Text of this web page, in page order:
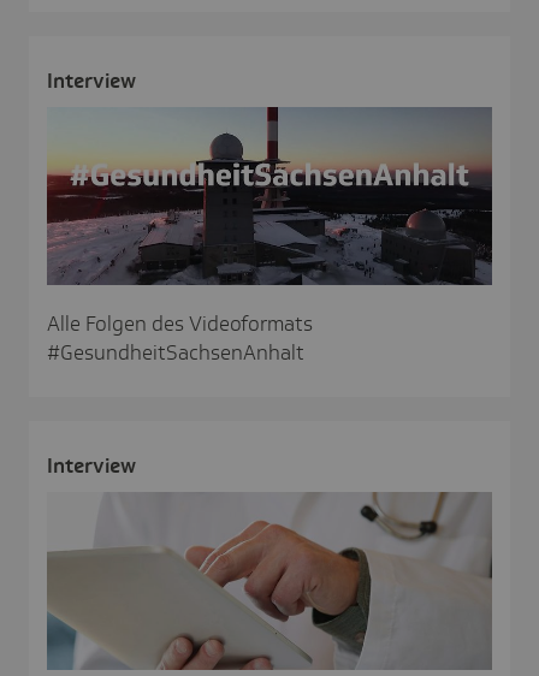
Inter­view
Alle Folgen des Videoformats
#GesundheitSachsenAnhalt
Inter­view